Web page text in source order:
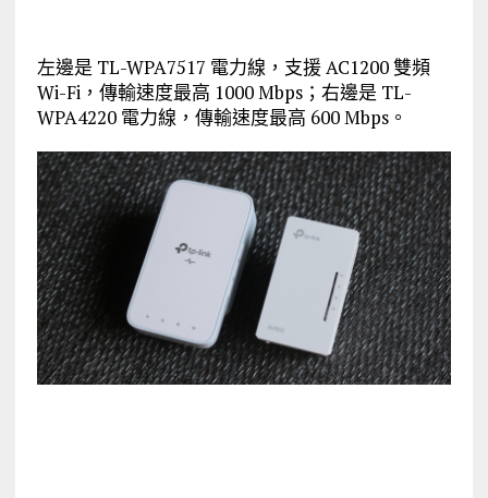
左邊是 TL-WPA7517 電力線，支援 AC1200 雙頻
Wi-Fi，傳輸速度最高 1000 Mbps；右邊是 TL-
WPA4220 電力線，傳輸速度最高 600 Mbps。